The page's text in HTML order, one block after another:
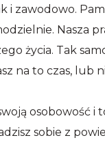
i zawodowo.
Nasza
życia. Tak
na to czas, lub
osobowość i
sobie z